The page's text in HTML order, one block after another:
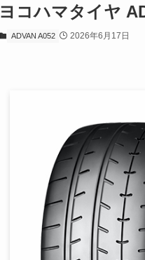
ヨコハマタイヤ
ADVAN A052 2026年6月17日